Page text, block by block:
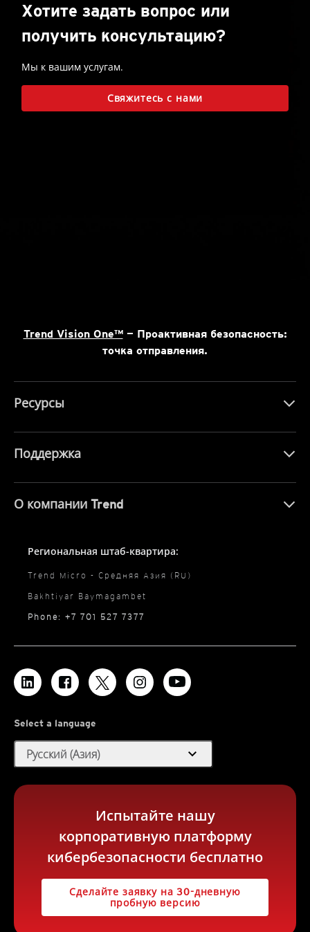
Хотите задать вопрос или
получить консультацию?
Мы к вашим услугам.
Свяжитесь с нами
Trend Vision One™— Проактивная безопасность:
точка отправления.
Ресурсы
Поддержка
О компании Trend
Региональная штаб-квартира:
Trend Micro - Средняя Азия (RU)
Bakhtiyar Baymagambet
Phone: +7 701 527 7377
Select a language
Русский (Азия) expand_more
Испытайте нашу
корпоративную платформу
кибербезопасности бесплатно
Сделайте заявку на 30-дневную
пробную версию